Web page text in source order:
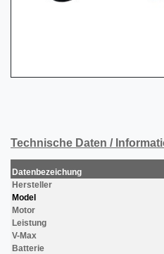
Technische Daten /
Datenbezeichung
Hersteller
Model
Motor
Leistung
V-Max
Batterie